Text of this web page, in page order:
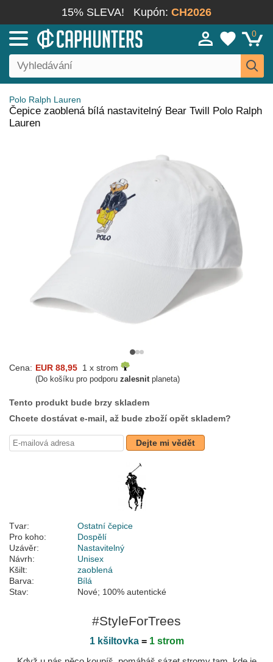
15% SLEVA! Kupón: CH2026
0
Polo Ralph Lauren
Čepice zaoblená bílá nastavitelný Bear Twill Polo Ralph
Lauren
Cena: EUR 88,95 1 x strom
(Do košíku pro podporu zalesnitplaneta)
Tento produkt bude brzy skladem
Chcete dostávat e-mail, až bude zboží opět skladem?
Dejte mi vědět
Tvar:
Ostatní čepice
Pro koho:
Dospělí
Uzávěr:
Nastavitelný
Návrh:
Unisex
Kšilt:
zaoblená
Barva:
Bílá
Stav:
Nové; 100% autentické
#StyleForTrees
1 kšiltovka= 1 strom